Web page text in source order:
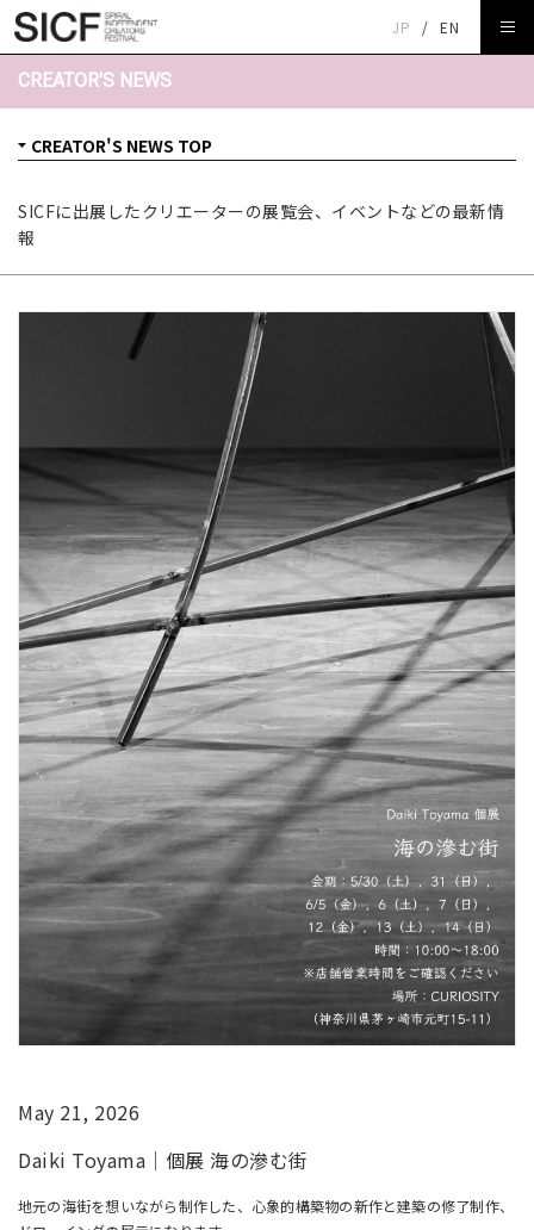
JP / EN
CREATOR'S NEWS
SICFに出展したクリエーターの展覧会、イベントなどの最新情
報
May 21, 2026
Daiki Toyama｜個展 海の滲む街
地元の海街を想いながら制作した、心象的構築物の新作と建築の修了制作、